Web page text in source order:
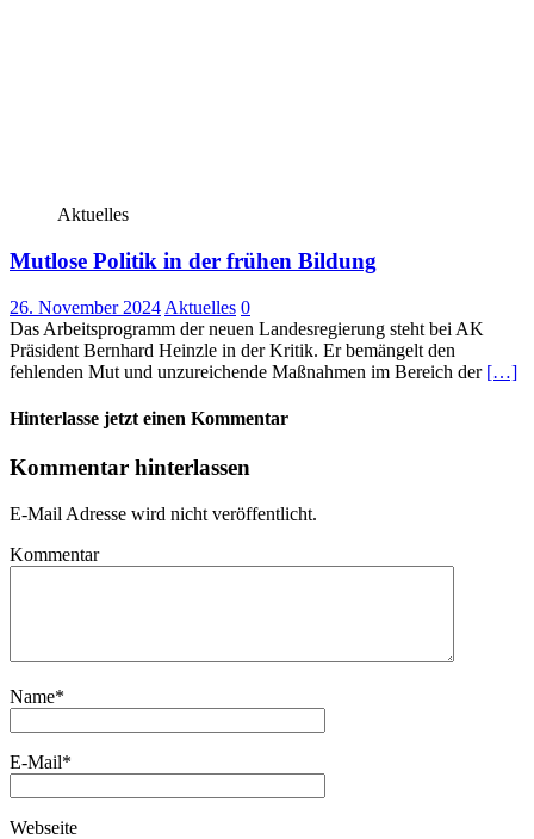
Aktuelles
Mutlose Politik in der frühen Bildung
26. November 2024 Aktuelles 0
Das Arbeitsprogramm der neuen Landesregierung steht bei AK
Präsident Bernhard Heinzle in der Kritik. Er bemängelt den
fehlenden Mut und unzureichende Maßnahmen im Bereich der […]
Hinterlasse jetzt einen Kommentar
Kommentar hinterlassen
E-Mail Adresse wird nicht veröffentlicht.
Kommentar
Name*
E-Mail*
Webseite